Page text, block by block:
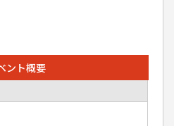
ント概要